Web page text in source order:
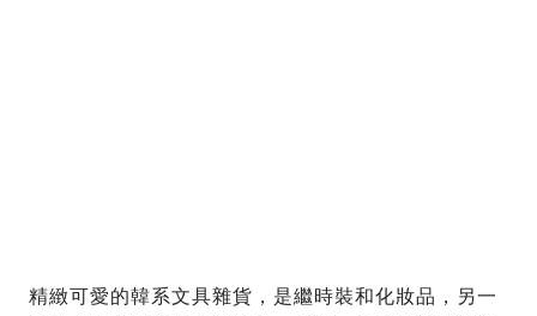
精緻可愛的韓系文具雜貨，是繼時裝和化妝品，另一